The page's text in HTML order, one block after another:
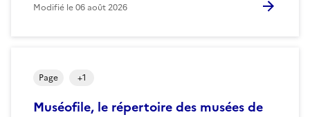
Modifié le06 août 2026
Muséofile, le répertoire des musées de
Page +1